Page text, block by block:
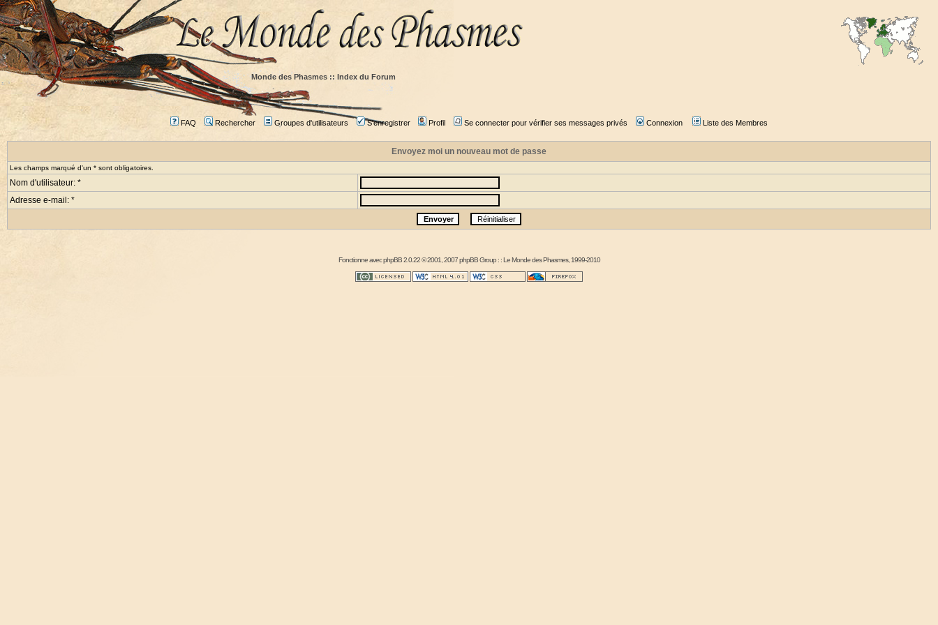
Monde des Phasmes :: Index du Forum
FAQ Rechercher Groupes d'utilisateurs S'enregistrer Profil Se connecter pour vérifier ses messages privés Connexion Liste des Membres
Envoyez moi un nouveau mot de passe
Les champs marqué d'un * sont obligatoires.
Nom d'utilisateur: *
Adresse e-mail: *
Fonctionne avecphpBB2.0.22 © 2001, 2007 phpBB Group : :Le Monde des Phasmes, 1999-2010